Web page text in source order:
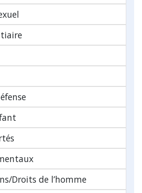
Droits de l’homme